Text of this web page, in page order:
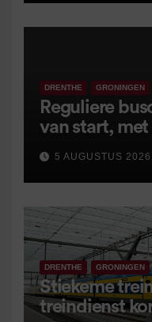
DRENTHE GRONINGEN
Reguliere
van start,
5 AUGUSTUS 2026
DRENTHE GRONINGEN
Stiekeme
treindienst